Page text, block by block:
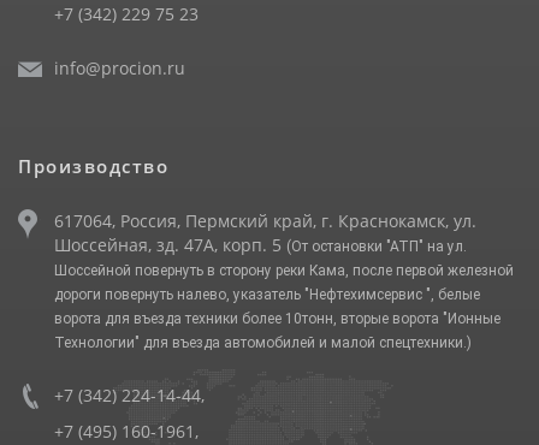
+7 (342) 229 75 23
info@procion.ru
Производство
617064, Россия, Пермский край, г. Краснокамск, ул.
Шоссейная, зд. 47А, корп. 5 (От остановки "АТП" на ул.
Шоссейной повернуть в сторону реки Кама, после первой железной
дороги повернуть налево, указатель "Нефтехимсервис ", белые
ворота для въезда техники более 10тонн, вторые ворота "Ионные
Технологии" для въезда автомобилей и малой спецтехники.)
+7 (342) 224-14-44,
+7 (495) 160-1961 ,